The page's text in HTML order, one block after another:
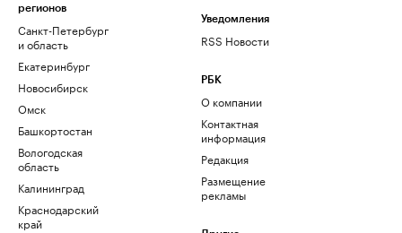
регионов
Санкт-Петербург
и область
Екатеринбург
Новосибирск
Омск
Башкортостан
Вологодская
область
Калининград
Краснодарский
край
Уведомления
RSS Новости
РБК
О компании
Контактная
информация
Редакция
Размещение
рекламы